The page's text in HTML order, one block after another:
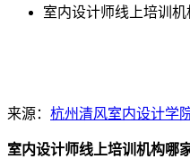
室内设计师线上培训机
来源： 杭州清风室内设计学
室内设计师线上培训机构哪